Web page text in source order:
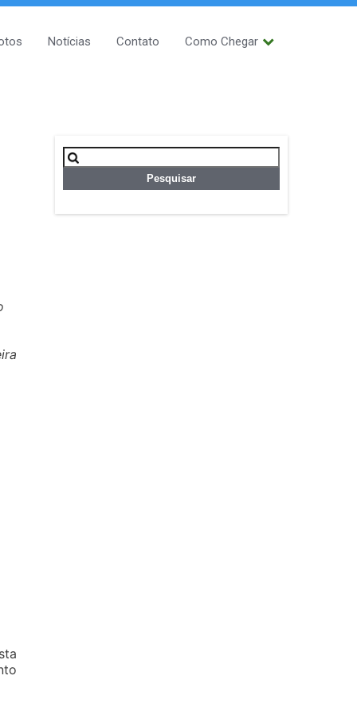
Notícias Contato Como Chegar
Pesquisar
por: